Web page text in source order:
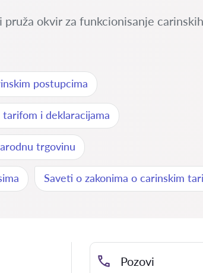
okvir za funkcionisanje
postupcima
i deklaracijama
trgovinu
Saveti o zakonima o carinskim
Pozovi